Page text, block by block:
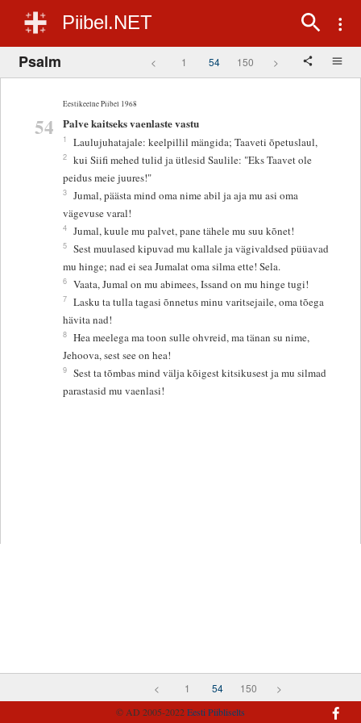
Piibel.NET
Psalm < 1 54 150 >
Eestikeelne Piibel 1968
54 Palve kaitseks vaenlaste vastu
1 Laulujuhatajale: keelpillil mängida; Taaveti õpetuslaul,
2 kui Siifi mehed tulid ja ütlesid Saulile: "Eks Taavet ole
peidus meie juures!"
3 Jumal, päästa mind oma nime abil ja aja mu asi oma
vägevuse varal!
4 Jumal, kuule mu palvet, pane tähele mu suu kõnet!
5 Sest muulased kipuvad mu kallale ja vägivaldsed püüavad
mu hinge; nad ei sea Jumalat oma silma ette! Sela.
6 Vaata, Jumal on mu abimees, Issand on mu hinge tugi!
7 Lasku ta tulla tagasi õnnetus minu varitsejaile, oma tõega
hävita nad!
8 Hea meelega ma toon sulle ohvreid, ma tänan su nime,
Jehoova, sest see on hea!
9 Sest ta tõmbas mind välja kõigest kitsikusest ja mu silmad
parastasid mu vaenlasi!
< 1 54 150 >
© AD 2005-2022Eesti Piibliselts